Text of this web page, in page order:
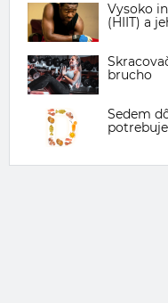
Vysoko
(HIIT) a
brucho
Sedem